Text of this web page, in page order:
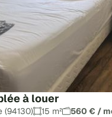
à louer
(94130) 15 m²
560 € /